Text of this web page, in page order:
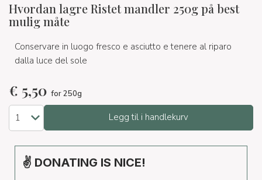
Hvordan lagre Ristet mandler 250g på best
mulig måte
Conservare in luogo fresco e asciutto e tenere al riparo
dalla luce del sole
€ 5,50 for 250g
Legg til i handlekurv
✌ DONATING IS NICE!